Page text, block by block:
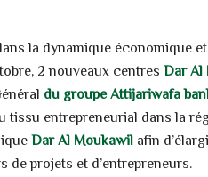
la dynamique économique
2 nouveaux centresDar Al
du groupe Attijariwafa
tissu entrepreneurial dans la
Dar Al Moukawil afin
de projets et d’entrepreneurs.